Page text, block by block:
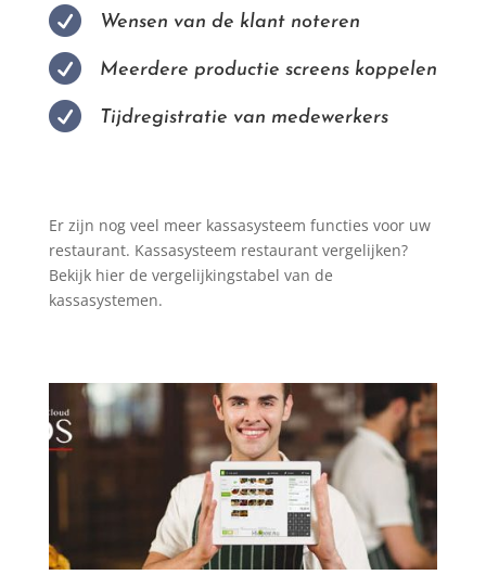
 Wensen van de klant noteren
 Meerdere productie screens koppelen
 Tijdregistratie van medewerkers
Er zijn nog veel meer kassasysteem functies voor uw
restaurant. Kassasysteem restaurant vergelijken?
Bekijk hier de vergelijkingstabel van de
kassasystemen.